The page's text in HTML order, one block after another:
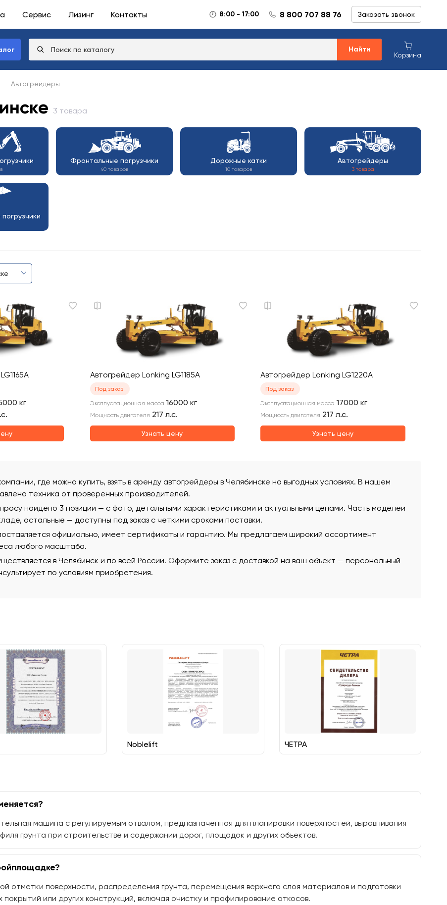
Сервис Лизинг Контакты 8:00 - 17:00 8 800 707 88 76 Заказать звонок
Найти
Корзина
Автогрейдеры
3 товара
Фронтальные погрузчики
40 товаров
Дорожные катки
10 товаров
Автогрейдеры
3 товара
кг
Автогрейдер Lonking LG1185A
Под заказ
Эксплуатационная масса 16000 кг
Мощность двигателя 217 л.с.
Узнать цену
Автогрейдер Lonking LG1220A
Под заказ
Эксплуатационная масса 17000 кг
Мощность двигателя 217 л.с.
Узнать цену
где можно купить, взять в аренду автогрейдеры в Челябинске на выгодных условиях. В нашем
техника от проверенных производителей.
найдено 3 позиции — с фото, детальными характеристиками и актуальными ценами. Часть моделей
остальные — доступны под заказ с четкими сроками поставки.
официально, имеет сертификаты и гарантию. Мы предлагаем широкий ассортимент
любого масштаба.
в Челябинск и по всей России. Оформите заказ с доставкой на ваш объект — персональный
по условиям приобретения.
Noblelift ЧЕТРА
машина с регулируемым отвалом, предназначенная для планировки поверхностей, выравнивания
грунта при строительстве и содержании дорог, площадок и других объектов.
отметки поверхности, распределения грунта, перемещения верхнего слоя материалов и подготовки
или других конструкций, включая очистку и профилирование откосов.